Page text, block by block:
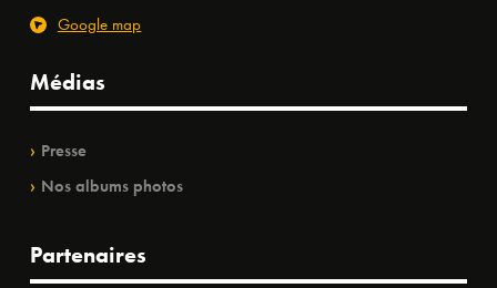
Google map
Médias
Presse
Nos albums photos
Partenaires